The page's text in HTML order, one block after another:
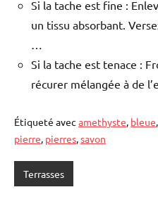
Si la tache est fine :
un tissu absorbant.
Si la tache est tenace :
récurer mélangée à de
Étiqueté avec amethyste, bleue,
pierre, pierres,savon
Terrasses